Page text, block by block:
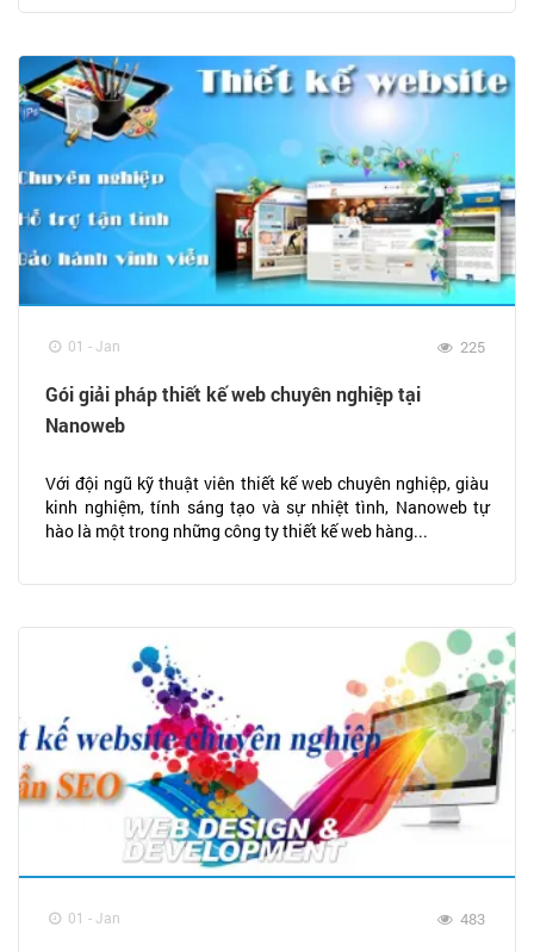
01 - Jan 225
Gói giải pháp thiết kế web chuyên nghiệp tại
Nanoweb
Với đội ngũ kỹ thuật viên thiết kế web chuyên nghiệp, giàu
kinh nghiệm, tính sáng tạo và sự nhiệt tình, Nanoweb tự
hào là một trong những công ty thiết kế web hàng...
01 - Jan 483